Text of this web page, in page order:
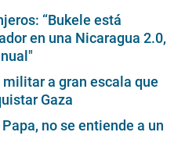
“Bukele está
en una Nicaragua 2.0,
a gran escala que
Gaza
no se entiende a un